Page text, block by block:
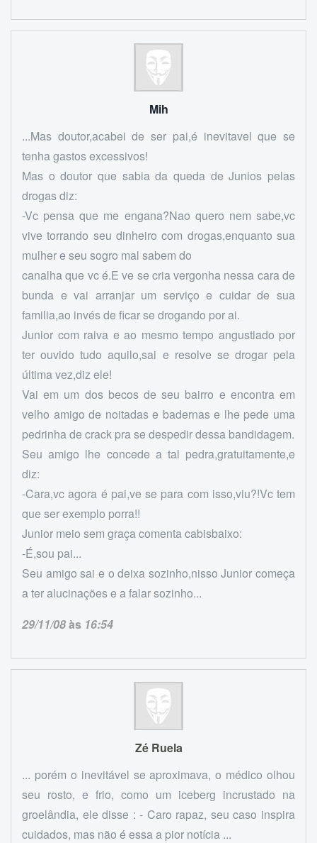
Mih
...Mas doutor,acabei de ser pai,é inevitavel que se
tenha gastos excessivos!
Mas o doutor que sabia da queda de Junios pelas
drogas diz:
-Vc pensa que me engana?Nao quero nem sabe,vc
vive torrando seu dinheiro com drogas,enquanto sua
mulher e seu sogro mal sabem do
canalha que vc é.E ve se cria vergonha nessa cara de
bunda e vai arranjar um serviço e cuidar de sua
familia,ao invés de ficar se drogando por ai.
Junior com raiva e ao mesmo tempo angustiado por
ter ouvido tudo aquilo,sai e resolve se drogar pela
última vez,diz ele!
Vai em um dos becos de seu bairro e encontra em
velho amigo de noitadas e badernas e lhe pede uma
pedrinha de crack pra se despedir dessa bandidagem.
Seu amigo lhe concede a tal pedra,gratuitamente,e
diz:
-Cara,vc agora é pai,ve se para com isso,viu?!Vc tem
que ser exemplo porra!!
Junior meio sem graça comenta cabisbaixo:
-É,sou pai...
Seu amigo sai e o deixa sozinho,nisso Junior começa
a ter alucinações e a falar sozinho...
29/11/08às 16:54
Zé Ruela
... porém o inevitável se aproximava, o médico olhou
seu rosto, e frio, como um iceberg incrustado na
groelândia, ele disse : - Caro rapaz, seu caso inspira
cuidados, mas não é essa a pior notícia ...